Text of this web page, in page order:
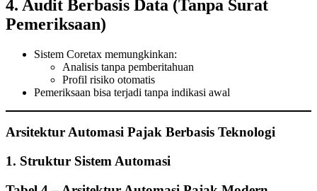
4. Audit Berbasis Data (Tanpa Surat
Pemeriksaan)
Sistem Coretax memungkinkan:
Analisis tanpa pemberitahuan
Profil risiko otomatis
Pemeriksaan bisa terjadi tanpa indikasi awal
Arsitektur Automasi Pajak Berbasis Teknologi
1. Struktur Sistem Automasi